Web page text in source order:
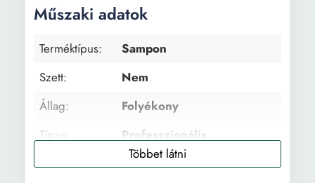
Műszaki adatok
Terméktípus:
Sampon
Szett:
Nem
Állag:
Folyékony
Típus:
Professzionális
Hajtípus:
Töredezett